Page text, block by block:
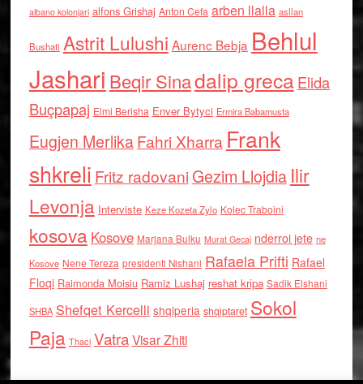
albano kolonjari alfons Grishaj Anton Cefa arben llalla asllan
Bushati Astrit Lulushi Aurenc Bebja Behlul
Jashari Beqir Sinadalip grecaElida
Buçpapaj Elmi Berisha Enver Bytyci Ermira Babamusta
Eugjen MerlikaFahri Xharra Frank
shkreli Fritz radovaniGezim Llojdia Ilir
Levonja Interviste Keze Kozeta Zylo Kolec Traboini
kosova Kosove Marjana Bulku Murat Gecaj nderroi jete ne
Kosove Nene Tereza presidenti Nishani Rafaela Prifti Rafael
Floqi Raimonda Moisiu Ramiz Lushaj reshat kripa Sadik Elshani
SHBA Shefqet Kercelli shqiperia shqiptaret Sokol
Paja Thaci VatraVisar Zhiti